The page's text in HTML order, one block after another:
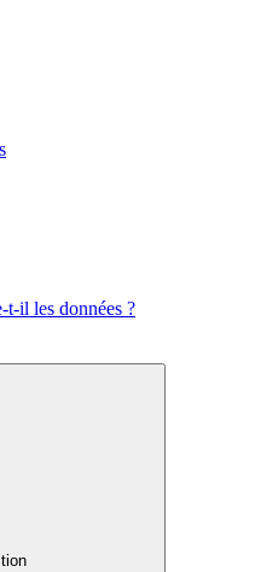
t-il les données ?